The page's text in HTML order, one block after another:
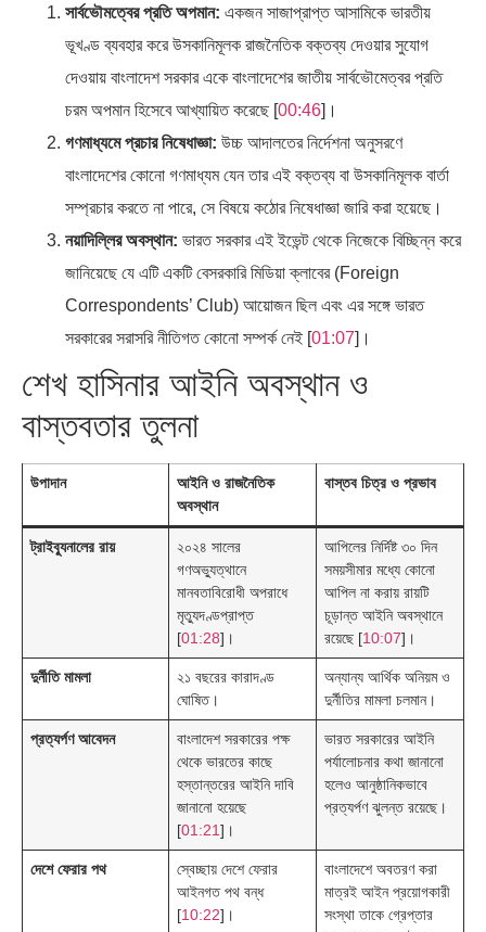
সার্বভৌমত্বের প্রতি অপমান: একজন সাজাপ্রাপ্ত আসামিকে ভারতীয়
ভূখণ্ড ব্যবহার করে উসকানিমূলক রাজনৈতিক বক্তব্য দেওয়ার সুযোগ
দেওয়ায় বাংলাদেশ সরকার একে বাংলাদেশের জাতীয় সার্বভৌমেত্বর প্রতি
চরম অপমান হিসেবে আখ্যায়িত করেছে [00:46]।
গণমাধ্যমে প্রচার নিষেধাজ্ঞা: উচ্চ আদালতের নির্দেশনা অনুসরণে
বাংলাদেশের কোনো গণমাধ্যম যেন তার এই বক্তব্য বা উসকানিমূলক বার্তা
সম্প্রচার করতে না পারে, সে বিষয়ে কঠোর নিষেধাজ্ঞা জারি করা হয়েছে।
নয়াদিল্লির অবস্থান: ভারত সরকার এই ইভেন্ট থেকে নিজেকে বিচ্ছিন্ন করে
জানিয়েছে যে এটি একটি বেসরকারি মিডিয়া ক্লাবের (Foreign
Correspondents’ Club) আয়োজন ছিল এবং এর সঙ্গে ভারত
সরকারের সরাসরি নীতিগত কোনো সম্পর্ক নেই [01:07]।
শেখ হাসিনার আইনি অবস্থান ও
বাস্তবতার তুলনা
উপাদান
আইনি ও রাজনৈতিক
অবস্থান
বাস্তব চিত্র ও প্রভাব
ট্রাইব্যুনালের রায়
২০২৪ সালের
গণঅভ্যুত্থানে
মানবতাবিরোধী অপরাধে
মৃত্যুদণ্ডপ্রাপ্ত
[01:28]।
আপিলের নির্দিষ্ট ৩০ দিন
সময়সীমার মধ্যে কোনো
আপিল না করায় রায়টি
চূড়ান্ত আইনি অবস্থানে
রয়েছে [10:07]।
দুর্নীতি মামলা
২১ বছরের কারাদণ্ড
ঘোষিত।
অন্যান্য আর্থিক অনিয়ম ও
দুর্নীতির মামলা চলমান।
প্রত্যর্পণ আবেদন
বাংলাদেশ সরকারের পক্ষ
থেকে ভারতের কাছে
হস্তান্তরের আইনি দাবি
জানানো হয়েছে
[01:21]।
ভারত সরকারের আইনি
পর্যালোচনার কথা জানানো
হলেও আনুষ্ঠানিকভাবে
প্রত্যর্পণ ঝুলন্ত রয়েছে।
দেশে ফেরার পথ
স্বেচ্ছায় দেশে ফেরার
আইনগত পথ বন্ধ
[10:22]।
বাংলাদেশে অবতরণ করা
মাত্রই আইন প্রয়োগকারী
সংস্থা তাকে গ্রেপ্তার